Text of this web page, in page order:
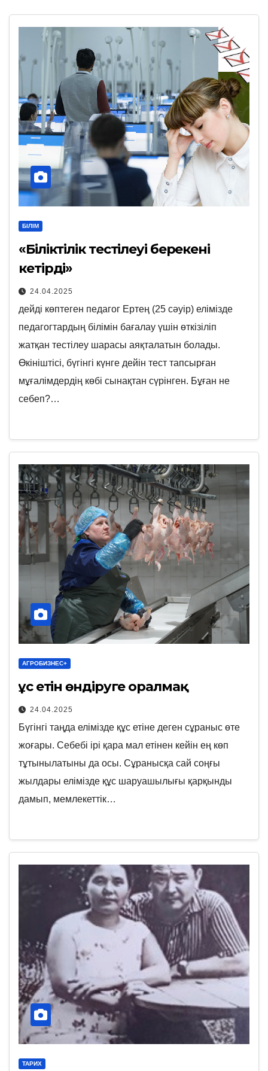
БІЛІМ
«Біліктілік тестілеуі берекені
кетірді»
24.04.2025
дейді көптеген педагог Ертең (25 сәуір) елімізде
педагогтардың білімін бағалау үшін өткізіліп
жатқан тестілеу шарасы аяқталатын болады.
Өкініштісі, бүгінгі күнге дейін тест тапсырған
мұғалімдердің көбі сынақтан сүрінген. Бұған не
себеп?…
АГРОБИЗНЕС+
Құс етін өндіруге оралмақ
24.04.2025
Бүгінгі таңда елімізде құс етіне деген сұраныс өте
жоғары. Себебі ірі қара мал етінен кейін ең көп
тұтынылатыны да осы. Сұранысқа сай соңғы
жылдары елімізде құс шаруашылығы қарқынды
дамып, мемлекеттік…
ТАРИХ